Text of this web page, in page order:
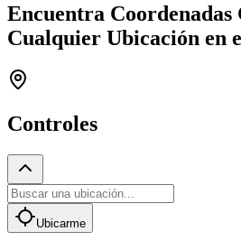
Encuentra Coordenadas
Cualquier Ubicación en
Controles
Ubicarme